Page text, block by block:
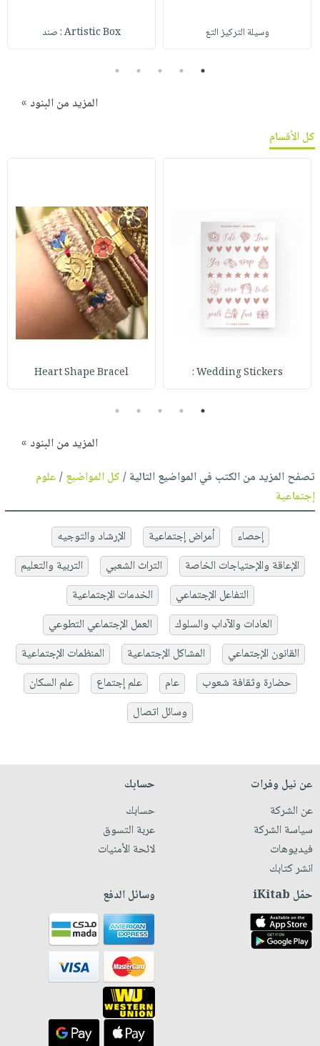
وسيلة التركيز التع Artistic Box : صند
1
2
3
4
5
المزيد من البنود »
كل الأقسام
Wedding Stickers :
Heart Shape Bracel
1
2
3
4
5
المزيد من البنود »
تصفح المزيد من الكتب في المواضيع التالية /كل المواضيع/علوم
إجتماعية
إحصاء أمراض إجتماعية
الإرشاد والتوجيه
الإعاقة والإحتياجات الخاصة
التراث الشعبي
التربية والتعليم
التفاعل الإجتماعي
الخدمات الإجتماعية
العادات والآداب والسلوك
العمل الإجتماعي التطوعي
القانون الإجتماعي
المشاكل الإجتماعية
المنظمات الإجتماعية
حضارة وثقافة شعوب
عام علم إجتماع
علم السكان
وسائل اتصال
عن نيل وفرات
عن الشركة
سياسة الشركة
فيديوهات
انشر كتابك
حسابك
حسابك
عربة التسوق
لائحة الأمنيات
حمّل iKitab وسائل الدفع